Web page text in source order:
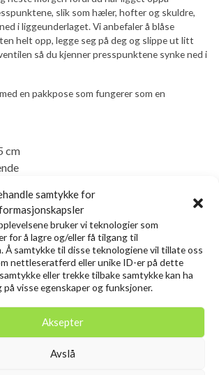
samtykke for
bruker vi teknologier som
for å lagre og/eller få tilgang til
Å samtykke til disse teknologiene vil tillate oss
nettleseratferd eller unike ID-er på dette
eller trekke tilbake samtykke kan ha
visse egenskaper og funksjoner.
Aksepter
Avslå
slik som hæler, hofter og skuldre,
i liggeunderlaget. Vi anbefaler å blåse
helt opp, legge seg på deg og slippe ut litt
så du kjenner presspunktene synke ned i
en pakkpose som fungerer som en
cm
komfort, men ikke altfor tungt
nær bil eller gulvet på hytta til en
som vinter
Large
6.0